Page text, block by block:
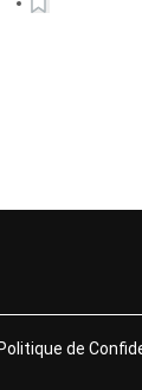
Politique de